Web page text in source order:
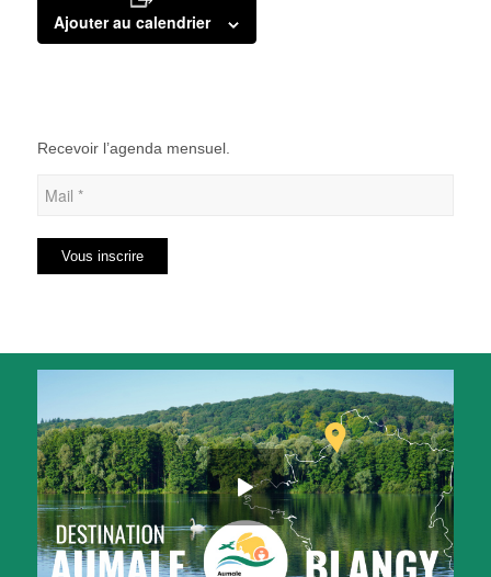
Ajouter au calendrier
Recevoir l’agenda mensuel.